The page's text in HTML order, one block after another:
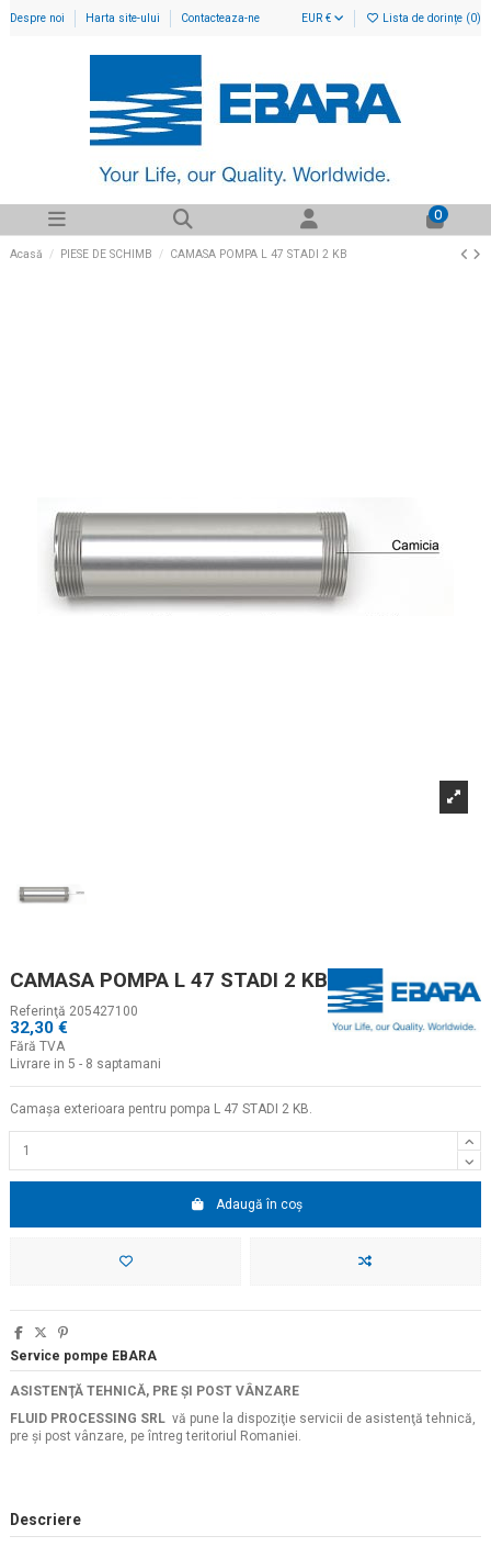
Despre noi Harta site-ului Contacteaza-ne EUR € Lista de dorințe (0)
0
Acasă PIESE DE SCHIMB CAMASA POMPA L 47 STADI 2 KB
CAMASA POMPA L 47 STADI 2 KB
Referinţă 205427100
32,30 €
Fără TVA
Livrare in 5 - 8 saptamani
Camașa exterioara pentru pompa L 47 STADI 2 KB.
Adaugă în coș
Service pompe EBARA
ASISTENŢĂ TEHNICĂ, PRE ŞI POST VÂNZARE
FLUID PROCESSING SRL vă pune la dispoziţie servicii de asistenţă tehnică,
pre şi post vânzare, pe întreg teritoriul Romaniei.
Descriere